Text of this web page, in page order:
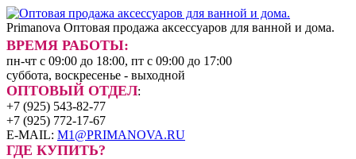
Primanova Оптовая продажа аксессуаров для ванной и дома.
ВРЕМЯ РАБОТЫ:
пн-чт с 09:00 до 18:00, пт с 09:00 до 17:00
суббота, воскресенье - выходной
ОПТОВЫЙ ОТДЕЛ:
+7 (925) 543-82-77
+7 (925) 772-17-67
E-MAIL: M1@PRIMANOVA.RU
ГДЕ КУПИТЬ?